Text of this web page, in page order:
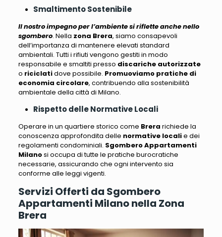
Smaltimento Sostenibile
Il nostro impegno per l’ambiente si riflette anche nello
sgombero. Nella zona Brera, siamo consapevoli
dell’importanza di mantenere elevati standard
ambientali. Tutti i rifiuti vengono gestiti in modo
responsabile e smaltiti presso discariche autorizzate
o riciclatidove possibile. Promuoviamo pratiche di
economia circolare, contribuendo alla sostenibilità
ambientale della città di Milano.
Rispetto delle Normative Locali
Operare in un quartiere storico come Brera richiede la
conoscenza approfondita delle normative localie dei
regolamenti condominiali. Sgombero Appartamenti
Milanosi occupa di tutte le pratiche burocratiche
necessarie, assicurando che ogni intervento sia
conforme alle leggi vigenti.
Servizi Offerti da Sgombero
Appartamenti Milano nella Zona
Brera